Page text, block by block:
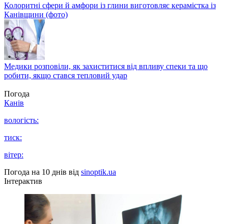
Колоритні сфери й амфори із глини виготовляє керамістка із
Канівщини (фото)
Медики розповіли, як захиститися від впливу спеки та що
робити, якщо стався тепловий удар
Погода
Канів
вологість:
тиск:
вітер:
Погода на 10 днів від sinoptik.ua
Інтерактив